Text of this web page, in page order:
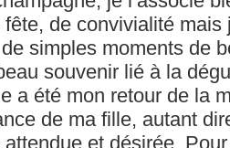
fête, de convivialité
de simples moments de
souvenir lié à la
a été mon retour de la
de ma fille, autant
et désirée.